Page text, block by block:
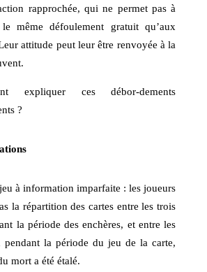
rapprochée, qui ne permet pas à
même défoulement gratuit qu’aux
attitude peut leur être renvoyée à la
expliquer ces débor-dements
?
à information imparfaite : les joueurs
la répartition des cartes entre les trois
la période des enchères, et entre les
pendant la période du jeu de la carte,
mort a été étalé.